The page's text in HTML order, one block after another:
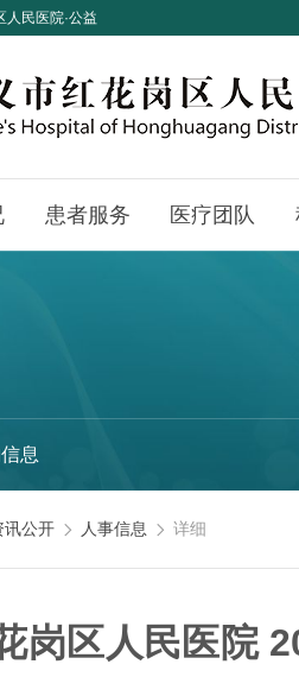
民医院·公益
患者服务 医疗团队
息
讯公开  人事信息  详细
岗区人民医院